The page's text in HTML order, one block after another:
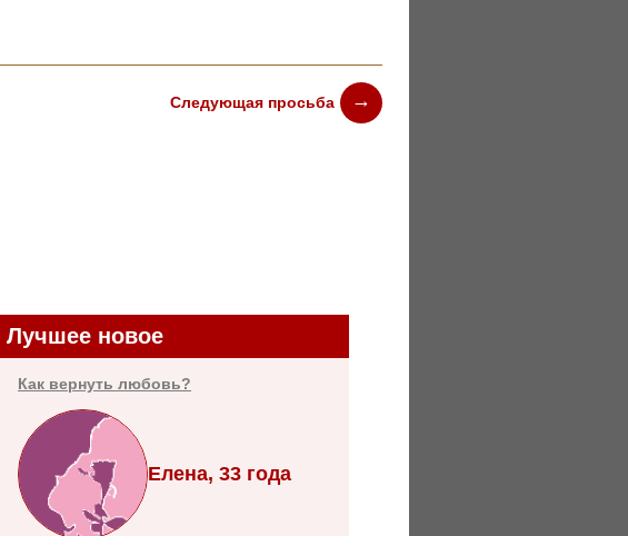
Следующая просьба
Лучшее новое
Как вернуть любовь?
Елена, 33 года